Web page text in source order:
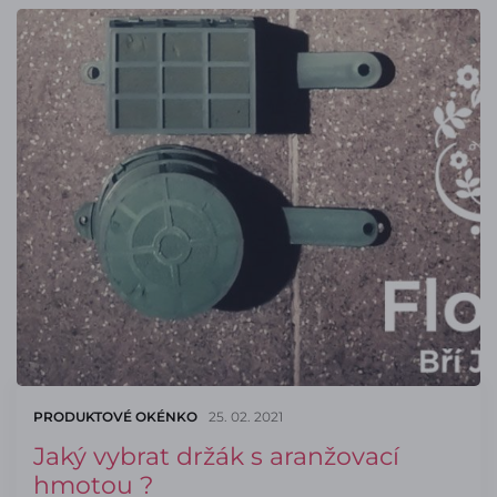
PRODUKTOVÉ OKÉNKO 25. 02. 2021
Jaký vybrat držák s aranžovací
hmotou ?